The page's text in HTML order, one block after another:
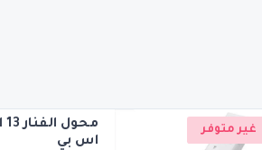
غير متوفر
اس بي